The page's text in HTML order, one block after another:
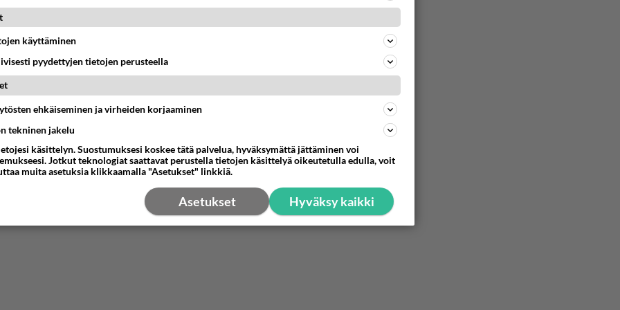
hänen ajattelevan sinusta?
avautui !
Olipa hyvä kirjoitus, kiitos. Ongelmat mitkä nostat esille on todellisia ja tämä ylimielisyys totta ja se näkyy kaikessa
706
Ikävä
välit
691
käyttäminen
pyydettyjen tietojen perusteella
ehkäiseminen ja virheiden korjaaminen
tekninen jakelu
käsittelyn. Suostumuksesi koskee tätä palvelua, hyväksymättä jättäminen voi
Jotkut teknologiat saattavat perustella tietojen käsittelyä oikeutetulla edulla, voit
muita asetuksia klikkaamalla "Asetukset" linkkiä.
Hyväksy kaikki
Asetukset